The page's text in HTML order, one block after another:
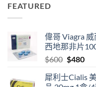
FEATURED
偉哥 Viagra
西地那非片
$600 Original
was:
$480
is:
犀利士Cialis